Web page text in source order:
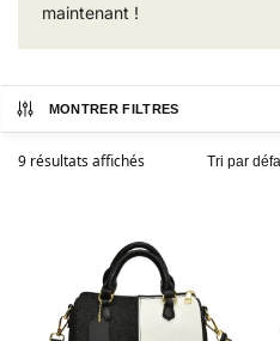
maintenant !
MONTRER FILTRES
9 résultats affichés